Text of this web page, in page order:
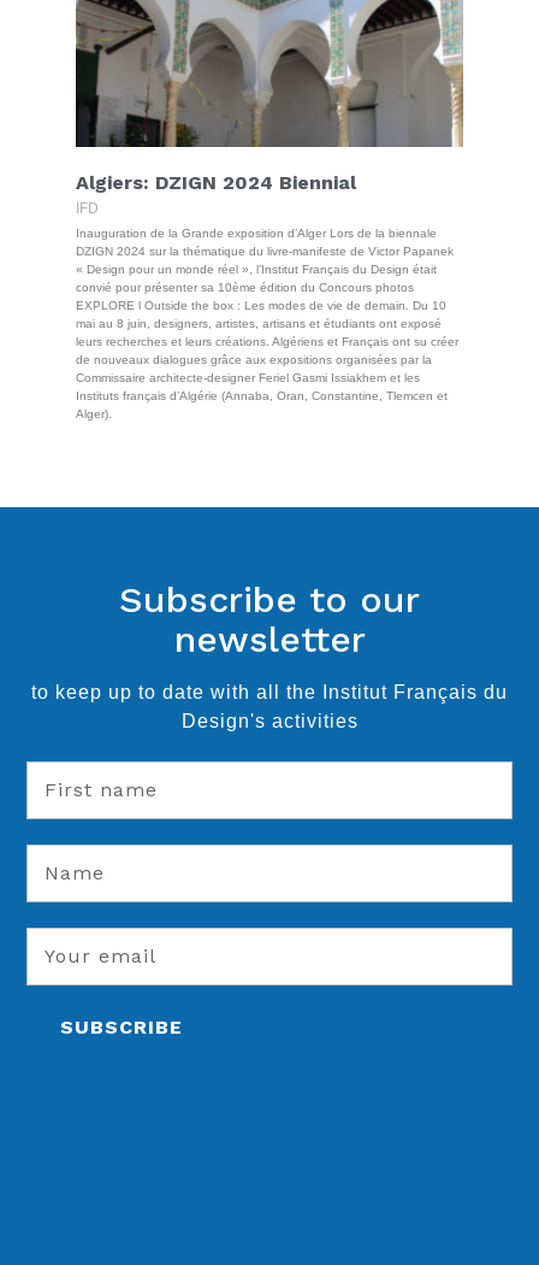
Algiers: DZIGN 2024 Biennial
IFD
Inauguration de la Grande exposition d’Alger Lors de la biennale
DZIGN 2024 sur la thématique du livre-manifeste de Victor Papanek
« Design pour un monde réel », l’Institut Français du Design était
convié pour présenter sa 10ème édition du Concours photos
EXPLORE l Outside the box : Les modes de vie de demain. Du 10
mai au 8 juin, designers, artistes, artisans et étudiants ont exposé
leurs recherches et leurs créations. Algériens et Français ont su créer
de nouveaux dialogues grâce aux expositions organisées par la
Commissaire architecte-designer Feriel Gasmi Issiakhem et les
Instituts français d’Algérie (Annaba, Oran, Constantine, Tlemcen et
Alger).
Subscribe to our
newsletter
to keep up to date with all the Institut Français du
Design's activities